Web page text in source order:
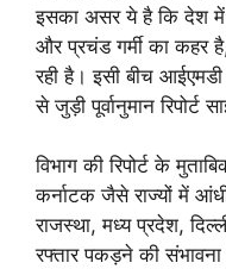
इसका असर ये है कि देश में
और प्रचंड गर्मी का कहर
रही है। इसी बीच
से जुड़ी पूर्वानुमान रिपोर्ट
विभाग की रिपोर्ट के
कर्नाटक जैसे राज्यों में
राजस्था, मध्य प्रदेश,
रफ्तार पकड़ने की